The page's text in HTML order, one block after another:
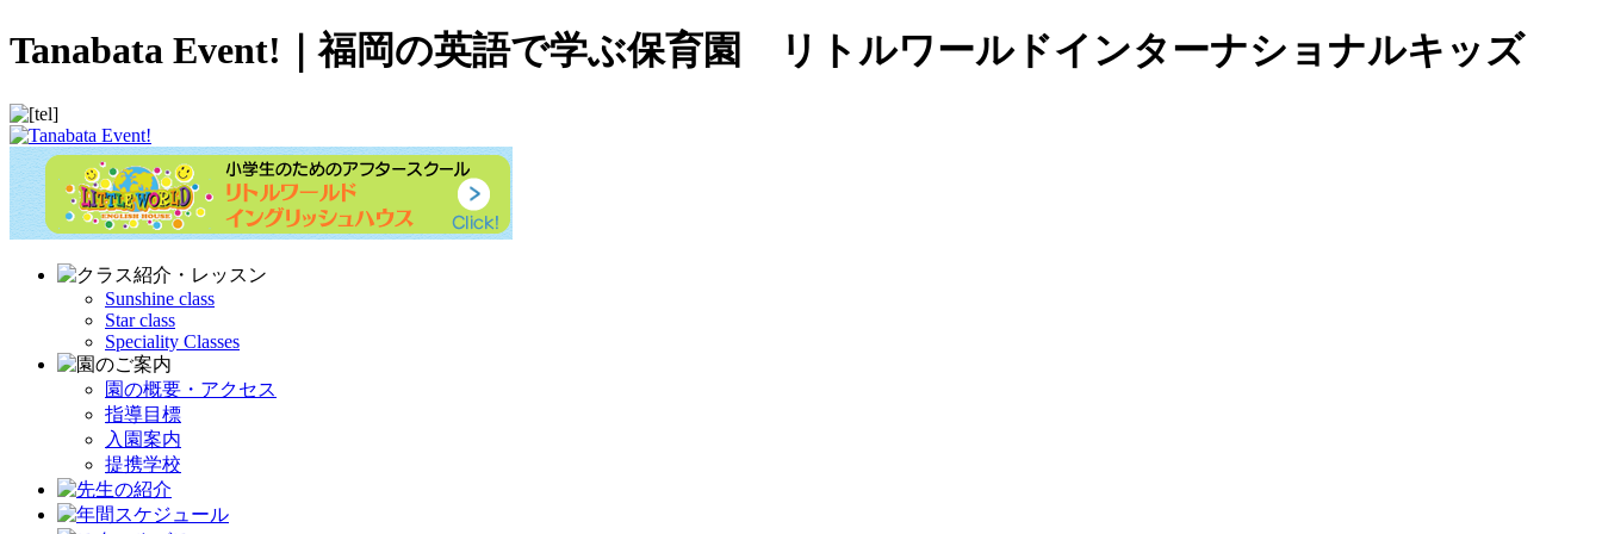
Tanabata Event!｜福岡の英語で学ぶ保育園 リトルワールドインターナショナルキッズ
Sunshine class
Star class
Speciality Classes
園の概要・アクセス
指導目標
入園案内
提携学校